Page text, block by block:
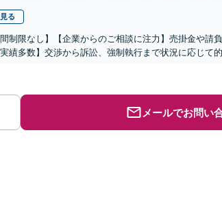
る
制限なし】【企業からのご相談に注力】売掛金や請
績多数】交渉から訴訟、強制執行まで状況に応じて
メールでお問い